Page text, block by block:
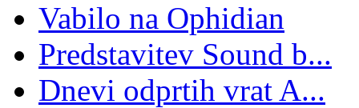
Vabilo na Ophidian
Predstavitev Sound b...
Dnevi odprtih vrat A...